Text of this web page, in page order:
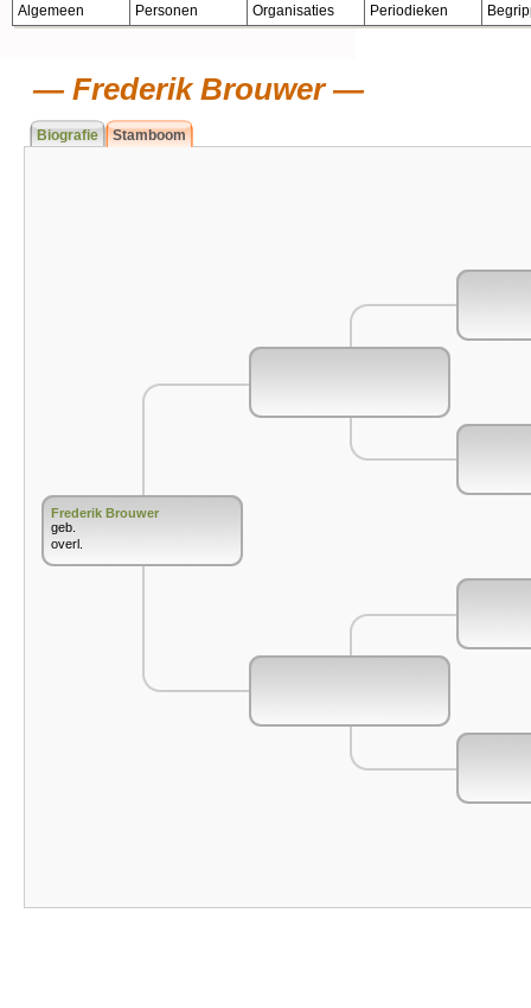
Algemeen Personen Organisaties Periodieken
Frederik Brouwer
Biografie Stamboom
Frederik Brouwer
geb.
overl.